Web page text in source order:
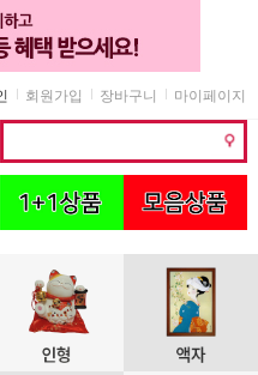
마이페이지
장바구니
회원가입